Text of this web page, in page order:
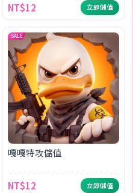
NT$12 立即儲值
SALE
嘎嘎特攻儲值
NT$12 立即儲值